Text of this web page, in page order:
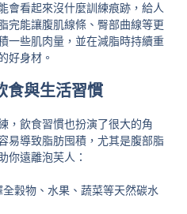
會看起來沒什麼訓練痕跡，給人
完能讓腹肌線條、臀部曲線等更
一些肌肉量，並在減脂時持續重
好身材。
食與生活習慣
，飲食習慣也扮演了很大的角
易導致脂肪囤積，尤其是腹部脂
你遠離泡芙人：
穀物、水果、蔬菜等天然碳水